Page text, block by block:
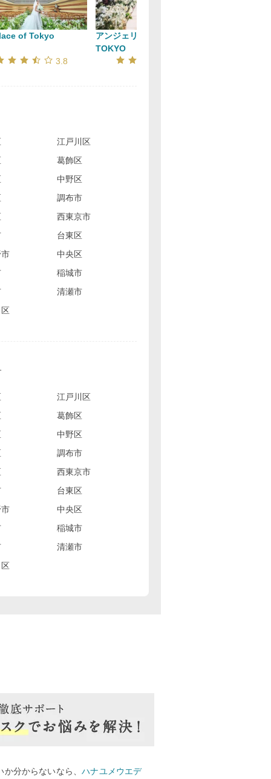
of Tokyo
口コミ評価
3.8
アンジェリオン オ プラザ
TOKYO
江戸川区
葛飾区
中野区
調布市
西東京市
台東区
中央区
稲城市
清瀬市
江戸川区
葛飾区
中野区
調布市
西東京市
台東区
中央区
稲城市
清瀬市
か分からないなら、ハナユメウエデ